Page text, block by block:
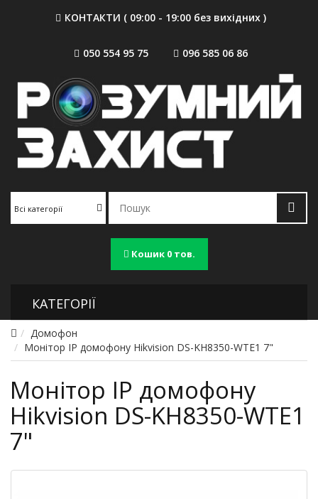
КОНТАКТИ ( 09:00 - 19:00 без вихідних )
050 554 95 75 096 585 06 86
Всі категорії
Кошик0 тов.
КАТЕГОРІЇ
Домофон
Монітор IP домофону Hikvision DS-KH8350-WTE1 7"
Монітор IP домофону
Hikvision DS-KH8350-WTE1
7"